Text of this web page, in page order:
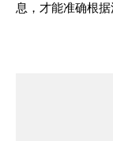
息，才能准确根